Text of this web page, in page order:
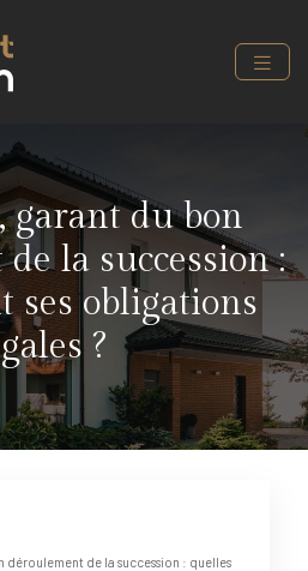
garant du bon
la succession :
ses obligations
?
de la succession : quelles